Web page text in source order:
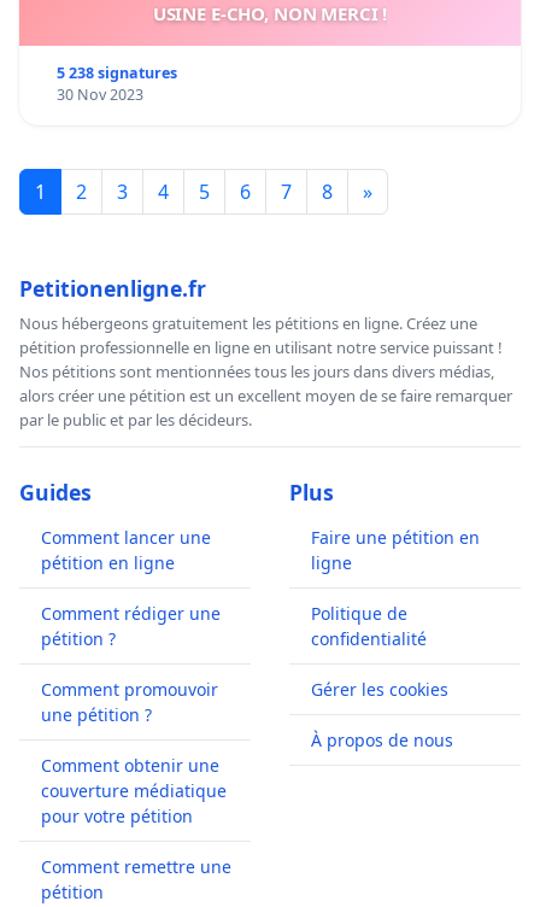
USINE E-CHO, NON MERCI !
5 238 signatures
30 Nov 2023
1 2 3 4 5 6 7 8 »
Petitionenligne.fr
Nous hébergeons gratuitement les pétitions en ligne. Créez une
pétition professionnelle en ligne en utilisant notre service puissant !
Nos pétitions sont mentionnées tous les jours dans divers médias,
alors créer une pétition est un excellent moyen de se faire remarquer
par le public et par les décideurs.
Guides
Comment lancer une
pétition en ligne
Comment rédiger une
pétition ?
Comment promouvoir
une pétition ?
Comment obtenir une
couverture médiatique
pour votre pétition
Comment remettre une
pétition
Plus
Faire une pétition en
ligne
Politique de
confidentialité
Gérer les cookies
À propos de nous